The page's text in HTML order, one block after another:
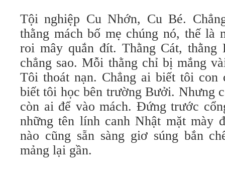
Tội nghiệp Cu Nhớn, Cu Bé.
thằng mách bố mẹ chúng nó, thế là
roi mây quắn đít. Thằng Cát, thằng
chẳng sao. Mỗi thằng chỉ bị mắng
Tôi thoát nạn. Chẳng ai biết tôi
biết tôi học bên trường Bưởi. Nhưng
còn ai để vào mách. Đứng trước
những tên lính canh Nhật mặt mày
nào cũng sẵn sàng giơ súng bắn
mảng lại gần.